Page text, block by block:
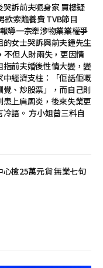
訴前夫呃身家 買樓疑
欲索贍養費 TVB節目
導一宗牽涉物業業權爭
女士哭訴與前夫鍾先生
不但人財兩失，更因情
前夫婚後性情大變，變
經濟支柱：「佢話佢嘅
、炒股票」，而自己則
上肩周炎，後來失業更
語。 方小姐曾三料自
檢25萬元貨 無業七旬